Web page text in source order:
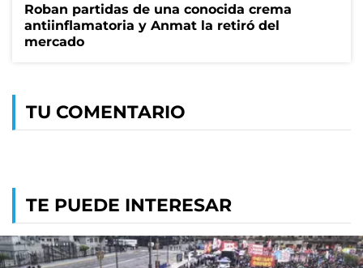
Roban partidas de una conocida crema
antiinflamatoria y Anmat la retiró del
mercado
TU COMENTARIO
TE PUEDE INTERESAR